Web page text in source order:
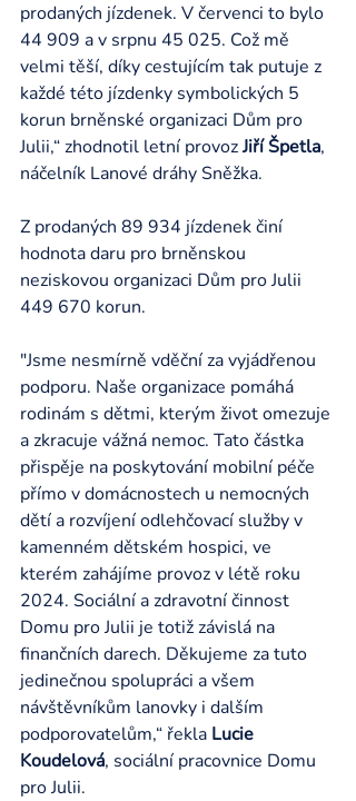
prodaných jízdenek. V červenci to bylo
44 909 a v srpnu 45 025. Což mě
velmi těší, díky cestujícím tak putuje z
každé této jízdenky symbolických 5
korun brněnské organizaci Dům pro
Julii,“ zhodnotil letní provoz Jiří Špetla,
náčelník Lanové dráhy Sněžka.
Z prodaných 89 934 jízdenek činí
hodnota daru pro brněnskou
neziskovou organizaci Dům pro Julii
449 670 korun.
"Jsme nesmírně vděční za vyjádřenou
podporu. Naše organizace pomáhá
rodinám s dětmi, kterým život omezuje
a zkracuje vážná nemoc. Tato částka
přispěje na poskytování mobilní péče
přímo v domácnostech u nemocných
dětí a rozvíjení odlehčovací služby v
kamenném dětském hospici, ve
kterém zahájíme provoz v létě roku
2024. Sociální a zdravotní činnost
Domu pro Julii je totiž závislá na
finančních darech. Děkujeme za tuto
jedinečnou spolupráci a všem
návštěvníkům lanovky i dalším
podporovatelům,“ řekla Lucie
Koudelová, sociální pracovnice Domu
pro Julii.